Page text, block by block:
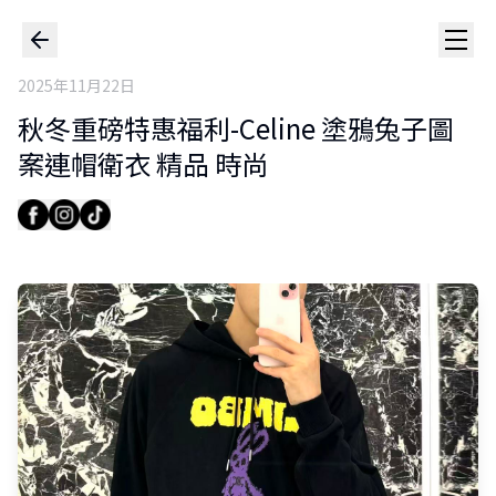
2025年11月22日
秋冬重磅特惠福利-Celine 塗鴉兔子圖
案連帽衛衣 精品 時尚